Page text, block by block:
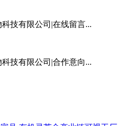
技有限公司|在线留言...
技有限公司|合作意向...